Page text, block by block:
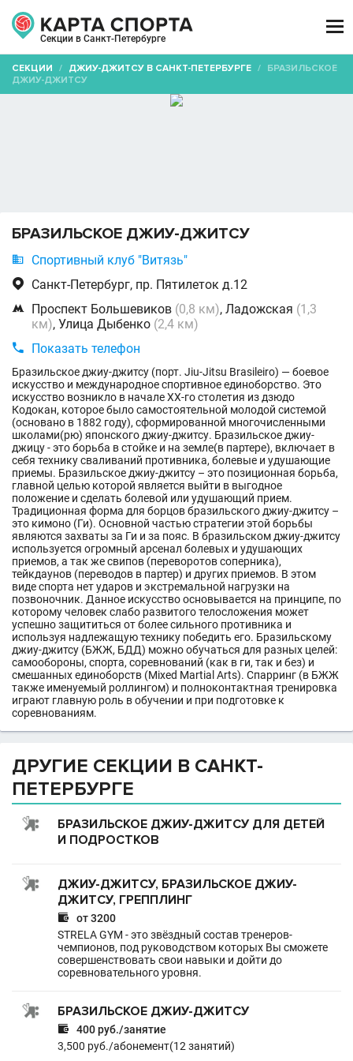
Секции в Санкт-Петербурге

СЕКЦИИ / ДЖИУ-ДЖИТСУ В САНКТ-ПЕТЕРБУРГЕ / БРАЗИЛЬСКОЕ
ДЖИУ-ДЖИТСУ
БРАЗИЛЬСКОЕ ДЖИУ-ДЖИТСУ
 Спортивный клуб "Витязь"
 Санкт-Петербург, пр. Пятилеток д.12
 Проспект Большевиков (0,8 км), Ладожская (1,3
км), Улица Дыбенко (2,4 км)
 Показать телефон
Бразильское джиу-джитсу (порт. Jiu-Jitsu Brasileiro) — боевое
искусство и международное спортивное единоборство. Это
искусство возникло в начале ХХ-го столетия из дзюдо
Кодокан, которое было самостоятельной молодой системой
(основано в 1882 году), сформированной многочисленными
школами(рю) японского джиу-джитсу. Бразильское джиу-
джицу - это борьба в стойке и на земле(в партере), включает в
себя технику сваливаний противника, болевые и удушающие
приемы. Бразильское джиу-джитсу – это позиционная борьба,
главной целью которой является выйти в выгодное
положение и сделать болевой или удушающий прием.
Традиционная форма для борцов бразильского джиу-джитсу –
это кимоно (Ги). Основной частью стратегии этой борьбы
являются захваты за Ги и за пояс. В бразильском джиу-джитсу
используется огромный арсенал болевых и удушающих
приемов, а так же свипов (переворотов соперника),
тейкдаунов (переводов в партер) и других приемов. В этом
виде спорта нет ударов и экстремальной нагрузки на
позвоночник. Данное искусство основывается на принципе, по
которому человек слабо развитого телосложения может
успешно защититься от более сильного противника и
используя надлежащую технику победить его. Бразильскому
джиу-джитсу (БЖЖ, БДД) можно обучаться для разных целей:
самообороны, спорта, соревнований (как в ги, так и без) и
смешанных единоборств (Mixed Martial Arts). Спарринг (в БЖЖ
также именуемый роллингом) и полноконтактная тренировка
играют главную роль в обучении и при подготовке к
соревнованиям.
ДРУГИЕ СЕКЦИИ В САНКТ-
ПЕТЕРБУРГЕ
БРАЗИЛЬСКОЕ ДЖИУ-ДЖИТСУ ДЛЯ ДЕТЕЙ
И ПОДРОСТКОВ
ДЖИУ-ДЖИТСУ, БРАЗИЛЬСКОЕ ДЖИУ-
ДЖИТСУ, ГРЕППЛИНГ

от 3200
STRELA GYM - это звёздный состав тренеров-
чемпионов, под руководством которых Вы сможете
совершенствовать свои навыки и дойти до
соревновательного уровня.
БРАЗИЛЬСКОЕ ДЖИУ-ДЖИТСУ

400 руб./занятие
3,500 руб./абонемент(12 занятий)